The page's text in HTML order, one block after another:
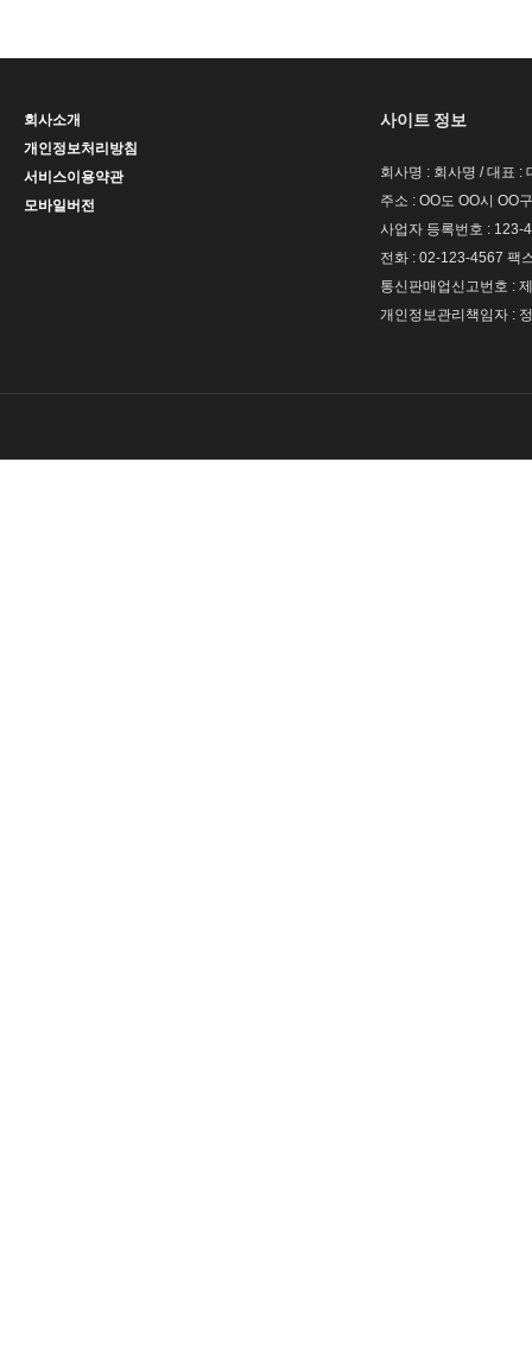
회사소개
개인정보처리방침
서비스이용약관
모바일버전
사이트 정보
회사명 : 회사명 / 대표 :
주소 : OO도 OO시 OO
사업자 등록번호 : 123-
전화 : 02-123-4567 팩
통신판매업신고번호 :
개인정보관리책임자 :